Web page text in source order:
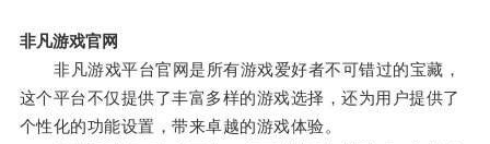
非凡游戏官网
非凡游戏平台官网是所有游戏爱好者不可错过的宝藏，
这个平台不仅提供了丰富多样的游戏选择，还为用户提供了
个性化的功能设置，带来卓越的游戏体验。